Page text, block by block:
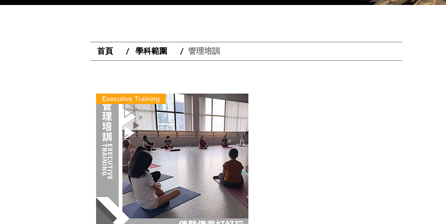
首頁 / 學科範圍 / 管理培訓
Executive Training